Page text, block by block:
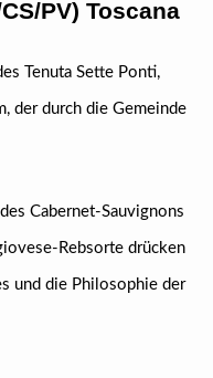
PV) Toscana
Tenuta Sette Ponti,
der durch die Gemeinde
Cabernet-Sauvignons
Rebsorte drücken
und die Philosophie der